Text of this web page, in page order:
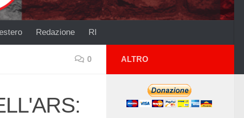
Redazione RI
0 ALTRO